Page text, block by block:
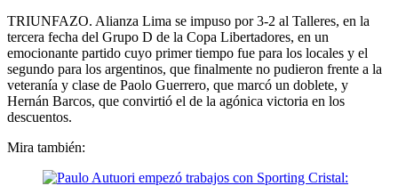
TRIUNFAZO. Alianza Lima se impuso por 3-2 al Talleres, en la
tercera fecha del Grupo D de la Copa Libertadores, en un
emocionante partido cuyo primer tiempo fue para los locales y el
segundo para los argentinos, que finalmente no pudieron frente a la
veteranía y clase de Paolo Guerrero, que marcó un doblete, y
Hernán Barcos, que convirtió el de la agónica victoria en los
descuentos.
Mira también: